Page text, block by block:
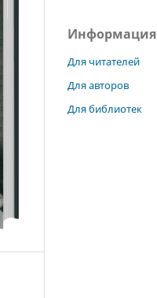
Информация
Для читателей
Для авторов
Для библиотек